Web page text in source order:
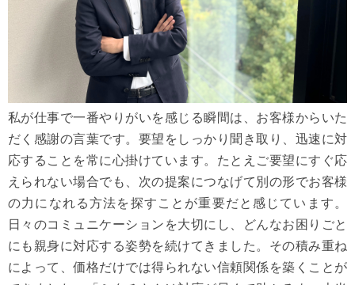
私が仕事で一番やりがいを感じる瞬間は、お客様からいた
だく感謝の言葉です。要望をしっかり聞き取り、迅速に対
応することを常に心掛けています。たとえご要望にすぐ応
えられない場合でも、次の提案につなげて別の形でお客様
の力になれる方法を探すことが重要だと感じています。
日々のコミュニケーションを大切にし、どんなお困りごと
にも親身に対応する姿勢を続けてきました。その積み重ね
によって、価格だけでは得られない信頼関係を築くことが